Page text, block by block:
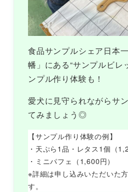
食品サンプルシェア日本
幡」にある“サンプルビレ
ンプル作り体験も！
愛犬に見守られながらサ
てみましょう◎
【サンプル作り体験の例】
・天ぷら1品・レタス1個（
・ミニパフェ（1,600円）
※詳細は申し込みいただいた
す。